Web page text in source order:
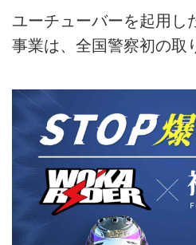
ユーチューバーを起用し
事業は、全国警察初の取